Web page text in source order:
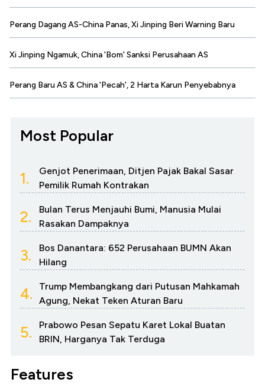
Perang Dagang AS-China Panas, Xi Jinping Beri Warning Baru
Xi Jinping Ngamuk, China 'Bom' Sanksi Perusahaan AS
Perang Baru AS & China 'Pecah', 2 Harta Karun Penyebabnya
Most Popular
1.
Genjot Penerimaan, Ditjen Pajak Bakal Sasar
Pemilik Rumah Kontrakan
2.
Bulan Terus Menjauhi Bumi, Manusia Mulai
Rasakan Dampaknya
3.
Bos Danantara: 652 Perusahaan BUMN Akan
Hilang
4.
Trump Membangkang dari Putusan Mahkamah
Agung, Nekat Teken Aturan Baru
5.
Prabowo Pesan Sepatu Karet Lokal Buatan
BRIN, Harganya Tak Terduga
Features